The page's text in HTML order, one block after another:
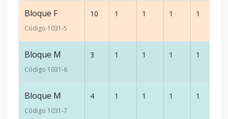
Bloque F
Código 1031-5
10 1 1 1 1
Bloque M
Código 1031-6
3 1 1 1 1
Bloque M
Código 1031-7
4 1 1 1 1